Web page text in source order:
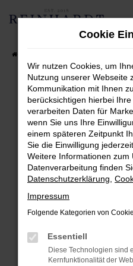
Zum
Fehler:
Beim Laden ist ein
Hier sind ein paar Tipps,
Überprüfe deine
Internetverbindung.
Laden andere
Manche
können das Laden
verhindern.
anderen Browser
Cookie
Wir nutzen Cookies, um
Nutzung unserer Webseite
Kommunikation mit Ihnen
berücksichtigen hierbei
verarbeiten Daten für
wenn Sie uns Ihre
einem späteren Zeitpunkt
Sie die Einwilligung
Weitere Informationen zum
Datenverarbeitung finden
Datenschutzerklärung
Impressum
Folgende Kategorien von
Essentiell
Diese Technologien sind
Kernfunktionalität der